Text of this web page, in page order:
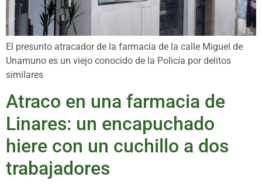
El presunto atracador de la farmacia de la calle Miguel de
Unamuno es un viejo conocido de la Policía por delitos
similares
Atraco en una farmacia de
Linares: un encapuchado
hiere con un cuchillo a dos
trabajadores